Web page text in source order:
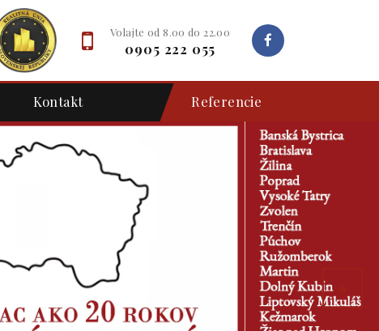
Volajte od 8.00 do 22.00
0905 222 055
Kontakt Referencie